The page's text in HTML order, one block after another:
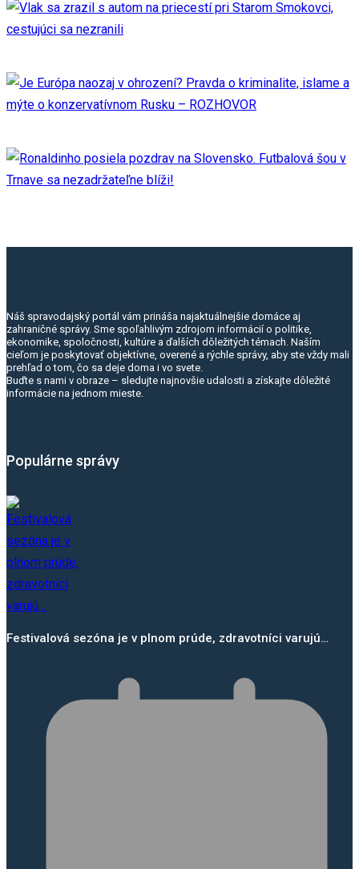
Náš spravodajský portál vám prináša najaktuálnejšie domáce aj
zahraničné správy. Sme spoľahlivým zdrojom informácií o politike,
ekonomike, spoločnosti, kultúre a ďalších dôležitých témach. Naším
cieľom je poskytovať objektívne, overené a rýchle správy, aby ste vždy mali
prehľad o tom, čo sa deje doma i vo svete.
Buďte s nami v obraze – sledujte najnovšie udalosti a získajte dôležité
informácie na jednom mieste.
Populárne správy
Festivalová sezóna je v plnom prúde, zdravotníci varujú…